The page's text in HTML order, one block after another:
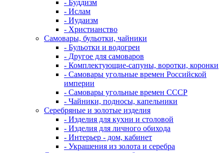
- Буддизм
- Ислам
- Иудаизм
- Христианство
Самовары, бульотки, чайники
- Бульотки и водогреи
- Другое для самоваров
- Комплектующие-сапуны, воротки, коронки
- Самовары угольные времен Российской
империи
- Самовары угольные времен СССР
- Чайники, подносы, капельники
Серебряные и золотые изделия
- Изделия для кухни и столовой
- Изделия для личного обихода
- Интерьер - дом, кабинет
- Украшения из золота и серебра